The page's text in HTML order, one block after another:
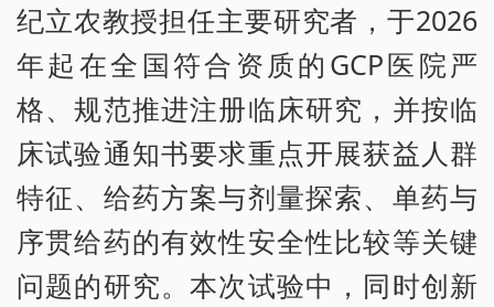
纪立农教授担任主要研究者，于2026
年起在全国符合资质的GCP医院严
格、规范推进注册临床研究，并按临
床试验通知书要求重点开展获益人群
特征、给药方案与剂量探索、单药与
序贯给药的有效性安全性比较等关键
问题的研究。本次试验中，同时创新